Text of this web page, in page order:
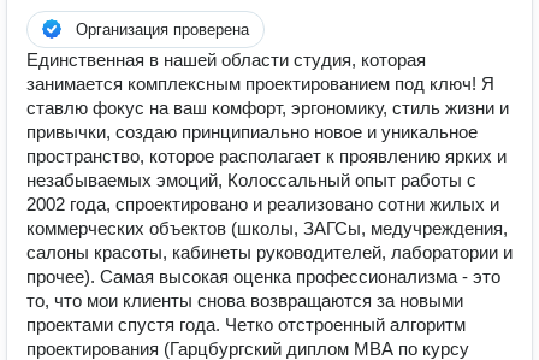
Организация проверена
Единственная в нашей области студия, которая
занимается комплексным проектированием под ключ! Я
ставлю фокус на ваш комфорт, эргономику, стиль жизни и
привычки, создаю принципиально новое и уникальное
пространство, которое располагает к проявлению ярких и
незабываемых эмоций, Колоссальный опыт работы с
2002 года, спроектировано и реализовано сотни жилых и
коммерческих объектов (школы, ЗАГСы, медучреждения,
салоны красоты, кабинеты руководителей, лаборатории и
прочее). Самая высокая оценка профессионализма - это
то, что мои клиенты снова возвращаются за новыми
проектами спустя года. Четко отстроенный алгоритм
проектирования (Гарцбургский диплом МВА по курсу